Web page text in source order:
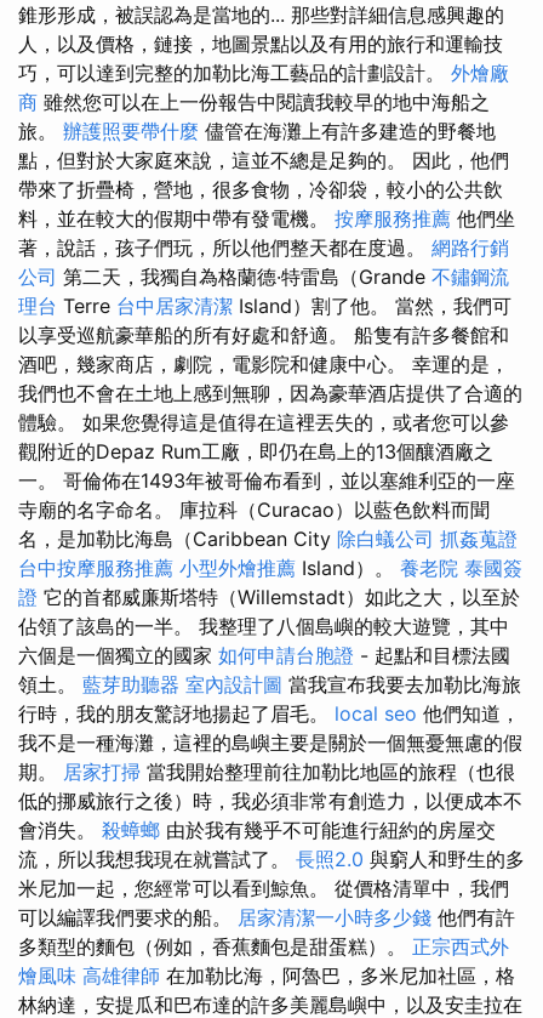
錐形形成，被誤認為是當地的... 那些對詳細信息感興趣的
人，以及價格，鏈接，地圖景點以及有用的旅行和運輸技
巧，可以達到完整的加勒比海工藝品的計劃設計。 外燴廠
商 雖然您可以在上一份報告中閱讀我較早的地中海船之
旅。 辦護照要帶什麼 儘管在海灘上有許多建造的野餐地
點，但對於大家庭來說，這並不總是足夠的。 因此，他們
帶來了折疊椅，營地，很多食物，冷卻袋，較小的公共飲
料，並在較大的假期中帶有發電機。 按摩服務推薦 他們坐
著，說話，孩子們玩，所以他們整天都在度過。 網路行銷
公司 第二天，我獨自為格蘭德·特雷島（Grande 不鏽鋼流
理台 Terre 台中居家清潔 Island）割了他。 當然，我們可
以享受巡航豪華船的所有好處和舒適。 船隻有許多餐館和
酒吧，幾家商店，劇院，電影院和健康中心。 幸運的是，
我們也不會在土地上感到無聊，因為豪華酒店提供了合適的
體驗。 如果您覺得這是值得在這裡丟失的，或者您可以參
觀附近的Depaz Rum工廠，即仍在島上的13個釀酒廠之
一。 哥倫佈在1493年被哥倫布看到，並以塞維利亞的一座
寺廟的名字命名。 庫拉科（Curacao）以藍色飲料而聞
名，是加勒比海島（Caribbean City 除白蟻公司 抓姦蒐證
台中按摩服務推薦 小型外燴推薦 Island）。 養老院 泰國簽
證 它的首都威廉斯塔特（Willemstadt）如此之大，以至於
佔領了該島的一半。 我整理了八個島嶼的較大遊覽，其中
六個是一個獨立的國家 如何申請台胞證 - 起點和目標法國
領土。 藍芽助聽器 室內設計圖 當我宣布我要去加勒比海旅
行時，我的朋友驚訝地揚起了眉毛。 local seo 他們知道，
我不是一種海灘，這裡的島嶼主要是關於一個無憂無慮的假
期。 居家打掃 當我開始整理前往加勒比地區的旅程（也很
低的挪威旅行之後）時，我必須非常有創造力，以便成本不
會消失。 殺蟑螂 由於我有幾乎不可能進行紐約的房屋交
流，所以我想我現在就嘗試了。 長照2.0 與窮人和野生的多
米尼加一起，您經常可以看到鯨魚。 從價格清單中，我們
可以編譯我們要求的船。 居家清潔一小時多少錢 他們有許
多類型的麵包（例如，香蕉麵包是甜蛋糕）。 正宗西式外
燴風味 高雄律師 在加勒比海，阿魯巴，多米尼加社區，格
林納達，安提瓜和巴布達的許多美麗島嶼中，以及安圭拉在